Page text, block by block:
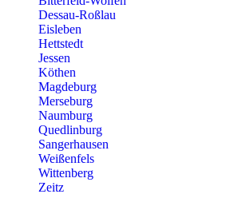
Dessau-Roßlau
Eisleben
Hettstedt
Jessen
Köthen
Magdeburg
Merseburg
Naumburg
Quedlinburg
Sangerhausen
Weißenfels
Wittenberg
Zeitz